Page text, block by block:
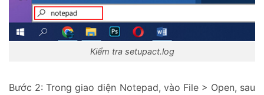
Kiểm tra setupact.log
Bước 2: Trong giao diện Notepad, vào File > Open, sau